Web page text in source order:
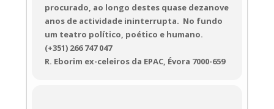
procurado, ao longo destes quase dezanove
anos de actividade ininterrupta. ​ No fundo
um teatro político, poético e humano.
(+351) 266 747 047
R. Eborim ex-celeiros da EPAC, Évora 7000-659